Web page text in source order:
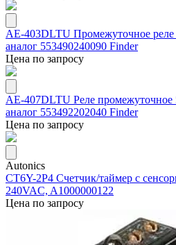
AE-403DLTU Промежуточное
аналог 553490240090 Finder
Цена по запросу
AE-407DLTU Реле
аналог 553492202040 Finder
Цена по запросу
Autonics
CT6Y-2P4 Счетчик/таймер с
240VAC, A1000000122
Цена по запросу